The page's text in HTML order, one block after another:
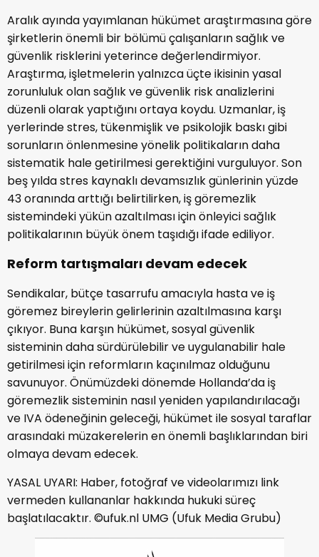
Aralık ayında yayımlanan hükümet araştırmasına göre
şirketlerin önemli bir bölümü çalışanların sağlık ve
güvenlik risklerini yeterince değerlendirmiyor.
Araştırma, işletmelerin yalnızca üçte ikisinin yasal
zorunluluk olan sağlık ve güvenlik risk analizlerini
düzenli olarak yaptığını ortaya koydu. Uzmanlar, iş
yerlerinde stres, tükenmişlik ve psikolojik baskı gibi
sorunların önlenmesine yönelik politikaların daha
sistematik hale getirilmesi gerektiğini vurguluyor. Son
beş yılda stres kaynaklı devamsızlık günlerinin yüzde
43 oranında arttığı belirtilirken, iş göremezlik
sistemindeki yükün azaltılması için önleyici sağlık
politikalarının büyük önem taşıdığı ifade ediliyor.
Reform tartışmaları devam edecek
Sendikalar, bütçe tasarrufu amacıyla hasta ve iş
göremez bireylerin gelirlerinin azaltılmasına karşı
çıkıyor. Buna karşın hükümet, sosyal güvenlik
sisteminin daha sürdürülebilir ve uygulanabilir hale
getirilmesi için reformların kaçınılmaz olduğunu
savunuyor. Önümüzdeki dönemde Hollanda’da iş
göremezlik sisteminin nasıl yeniden yapılandırılacağı
ve IVA ödeneğinin geleceği, hükümet ile sosyal taraflar
arasındaki müzakerelerin en önemli başlıklarından biri
olmaya devam edecek.
YASAL UYARI: Haber, fotoğraf ve videolarımızı link
vermeden kullananlar hakkında hukuki süreç
başlatılacaktır. ©ufuk.nl UMG (Ufuk Media Grubu)